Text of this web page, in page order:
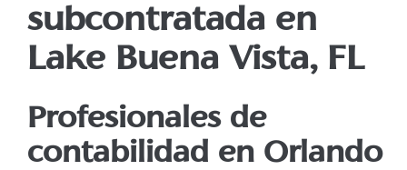
subcontratada en
Lake Buena Vista, FL
Profesionales de
contabilidad en Orlando